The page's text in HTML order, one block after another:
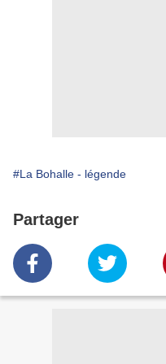
#La Bohalle - légende
Partager